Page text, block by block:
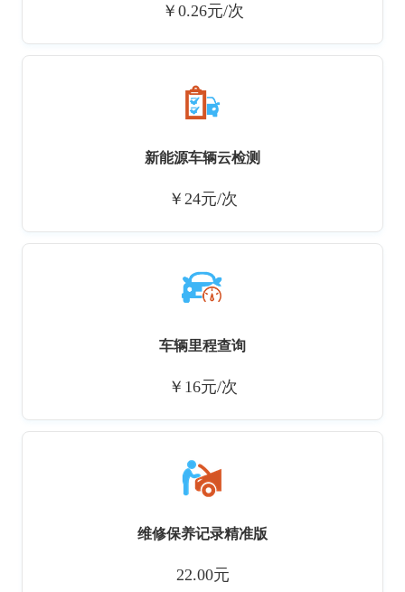
￥0.26元/次
新能源车辆云检测
￥24元/次
车辆里程查询
￥16元/次
维修保养记录精准版
22.00元